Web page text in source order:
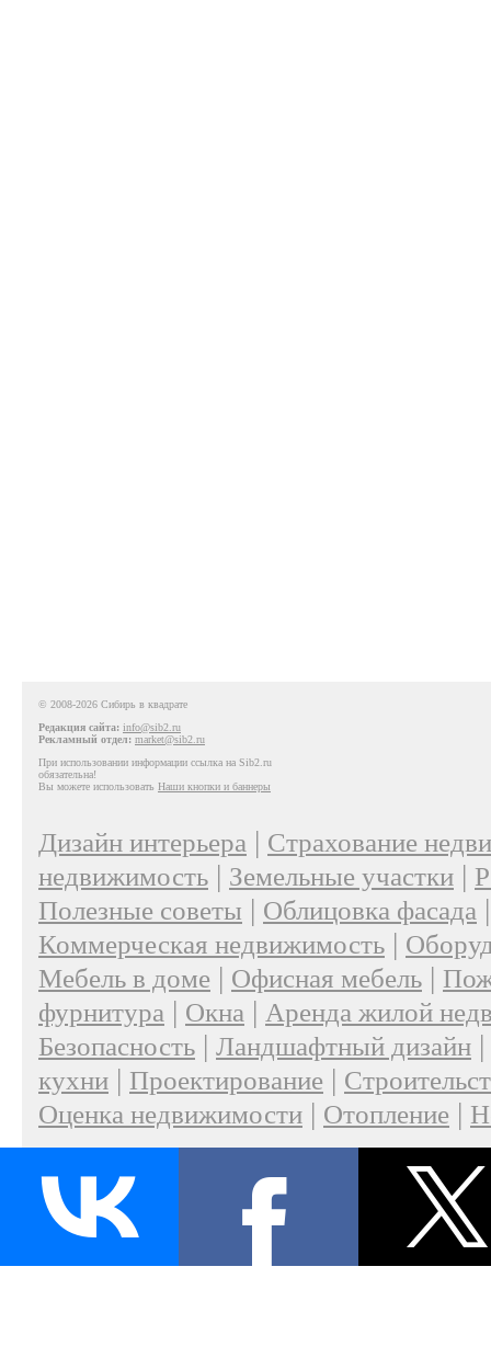
© 2008-2026 Сибирь в квадрате
Редакция сайта: info@sib2.ru
Рекламный отдел: market@sib2.ru
При использовании информации ссылка на Sib2.ru
обязательна!
Вы можете использовать Наши кнопки и баннеры
Дизайн интерьера | Страхование
недвижимость | Земельные участки |
Полезные советы | Облицовка фасада
Коммерческая недвижимость |
Мебель в доме | Офисная мебель |
фурнитура | Окна | Аренда жилой
Безопасность | Ландшафтный дизайн |
кухни | Проектирование |
Оценка недвижимости | Отопление |
О проекте|